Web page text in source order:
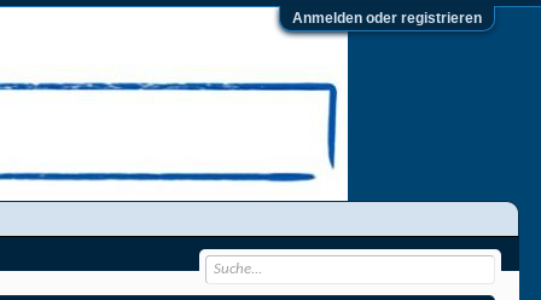
Anmelden oder registrieren